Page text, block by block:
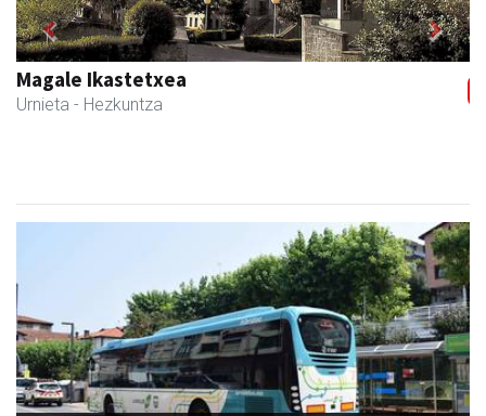
Magale Ikastetxea
Urnieta - Hezkuntza
Previous Next